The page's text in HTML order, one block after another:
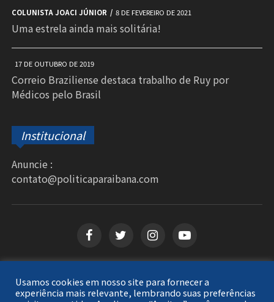
COLUNISTA JOACI JÚNIOR 8 DE FEVEREIRO DE 2021
Uma estrela ainda mais solitária!
17 DE OUTUBRO DE 2019
Correio Braziliense destaca trabalho de Ruy por
Médicos pelo Brasil
Institucional
Anuncie :
contato@politicaparaibana.com
Copyright © 2026Política Paraibana. Todos os
Usamos cookies em nosso site para fornecer a
experiência mais relevante, lembrando suas preferências